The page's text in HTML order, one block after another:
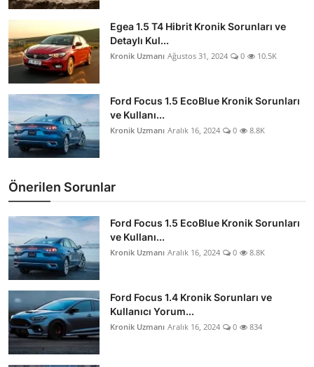
Egea 1.5 T4 Hibrit Kronik Sorunları ve
Detaylı Kul...
Kronik Uzmanı Ağustos 31, 2024 0 10.5K
Ford Focus 1.5 EcoBlue Kronik Sorunları
ve Kullanı...
Kronik Uzmanı Aralık 16, 2024 0 8.8K
Önerilen Sorunlar
Ford Focus 1.5 EcoBlue Kronik Sorunları
ve Kullanı...
Kronik Uzmanı Aralık 16, 2024 0 8.8K
Ford Focus 1.4 Kronik Sorunları ve
Kullanıcı Yorum...
Kronik Uzmanı Aralık 16, 2024 0 834